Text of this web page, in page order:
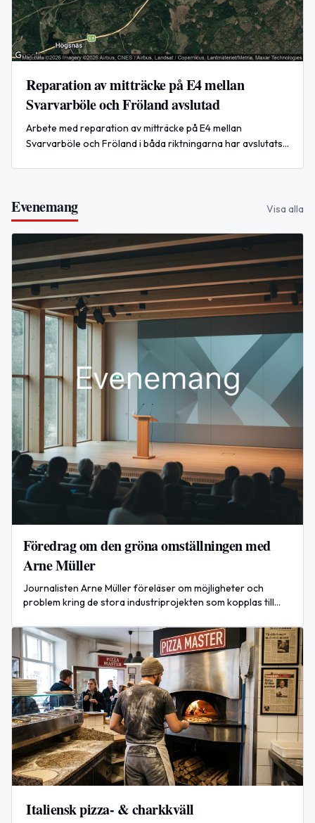
Reparation av mitträcke på E4 mellan
Svarvarböle och Fröland avslutad
Arbete med reparation av mitträcke på E4 mellan
Svarvarböle och Fröland i båda riktningarna har avslutats
Evenemang Visa alla
Föredrag om den gröna omställningen med
Arne Müller
Journalisten Arne Müller föreläser om möjligheter och
problem kring de stora industriprojekten som kopplas till
museum.
Italiensk pizza- & charkkväll